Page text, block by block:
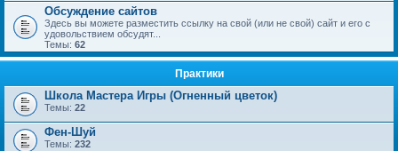
Обсуждение сайтов
Здесь вы можете разместить ссылку на свой (или не свой) сайт и его с
удовольствием обсудят...
Темы: 62
Практики
Школа Мастера Игры (Огненный цветок)
Темы: 22
Фен-Шуй
Темы: 232